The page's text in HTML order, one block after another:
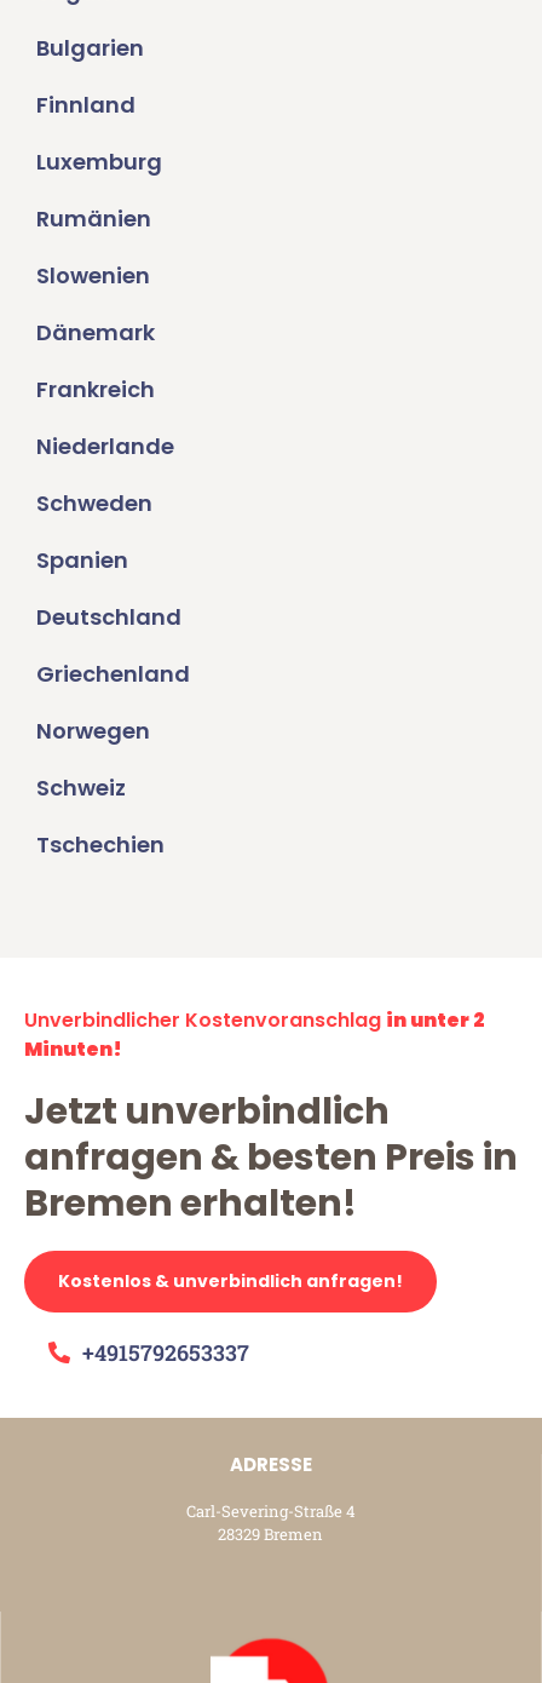
Bulgarien
Finnland
Luxemburg
Rumänien
Slowenien
Dänemark
Frankreich
Niederlande
Schweden
Spanien
Deutschland
Griechenland
Norwegen
Schweiz
Tschechien
Unverbindlicher Kostenvoranschlag in unter 2
Minuten!
Jetzt unverbindlich
anfragen & besten Preis in
Bremen erhalten!
Kostenlos & unverbindlich anfragen!
+4915792653337
ADRESSE
Carl-Severing-Straße 4
28329 Bremen